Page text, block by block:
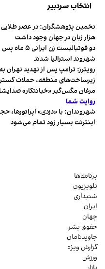
انتخاب سردبیر
هزار زبان در جهان وجود داشت
دو فوتبالیست زن
شهروند استرالیا شدند
رویترز: ترامپ پس از تهدید تهران
زیرساخت‌های منطقه، حملات
مرغان مگس‌گیر «خیانتکار»
روایت شما
شهروندان:‌ با «دزدی» اپراتورها،
اینترنت بسیار زود تمام می‌شود
برنامه‌ها
تلویزیون
شنیداری
ایران
جهان
حقوق بشر
جاویدنامان
گزارش ویژه
ورزش